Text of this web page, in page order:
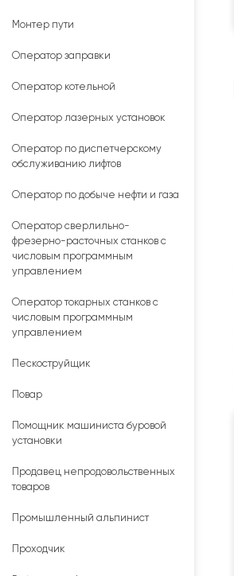
Монтер пути
Оператор заправки
Оператор котельной
Оператор лазерных установок
Оператор по диспетчерскому
обслуживанию лифтов
Оператор по добыче нефти и газа
Оператор сверлильно-
фрезерно-расточных станков с
числовым программным
управлением
Оператор токарных станков с
числовым программным
управлением
Пескоструйщик
Повар
Помощник машиниста буровой
установки
Продавец непродовольственных
товаров
Промышленный альпинист
Проходчик